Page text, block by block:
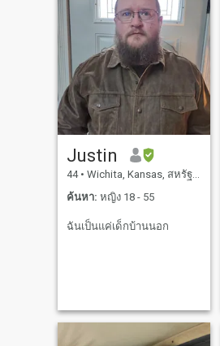
roustabout และทำงานของ
ฉันขึ้นไปเป็นผู้นำวิศวกร มัน
เป็นงานที่ยากและยาวไกล
ออกไปจากที่ดินแต่มันสอนให้
คุณมีวินัยความภักดีและวิธี
การชื่นชมสิ่งเล็กๆเช่นอาหาร
ที่ปรุงเองที่บ้านหรือเสียงที่คุณ
พลาด เมื่อฉันไม่ได้อยู่นอก
เรียบง่ายและเงียบ ฉันชอบตก
ปลาเพลงบลูส์และเพลงคันทรี
ที่ใช้มือจับและเดินช้าเมื่อ
มีชีวิตที่ดีขึ้นและแย่ลงแต่ฉัน
Justin
44 • Wichita, Kansas, สหรัฐอเมริกา
ค้นหา: หญิง 18 - 55
ฉันเป็นแค่เด็กบ้านนอก